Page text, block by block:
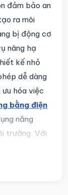
đảm bảo an
ra môi
bị động cơ
nâng hạ
kế nhỏ
dễ dàng
hóa việc
bằng điện
năng
trường. Với
nâng cao